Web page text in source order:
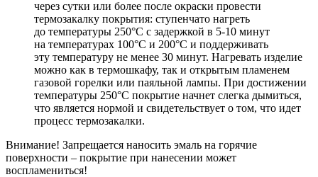
через сутки или более после окраски провести
термозакалку покрытия: ступенчато нагреть
до температуры 250°С с задержкой в 5-10 минут
на температурах 100°С и 200°С и поддерживать
эту температуру не менее 30 минут. Нагревать изделие
можно как в термошкафу, так и открытым пламенем
газовой горелки или паяльной лампы. При достижении
температуры 250°С покрытие начнет слегка дымиться,
что является нормой и свидетельствует о том, что идет
процесс термозакалки.
Внимание! Запрещается наносить эмаль на горячие
поверхности – покрытие при нанесении может
воспламениться!